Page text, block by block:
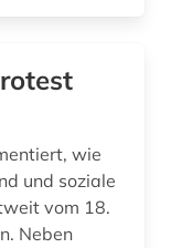
wie
und soziale
vom 18.
Neben